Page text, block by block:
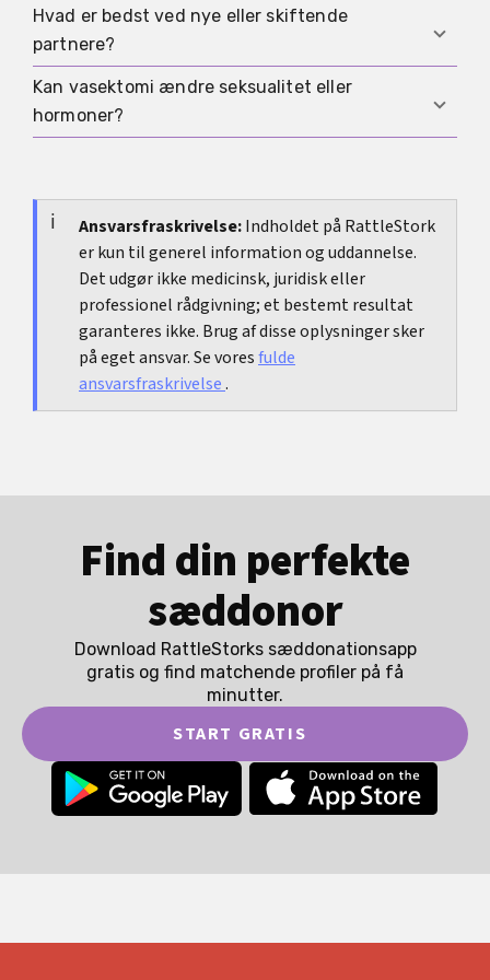
fertilitetsveje som sædudtagning efterfulgt af
behandling. Derfor bør beslutningen træffes
med omtanke.
Så er kondomet som regel den mest fleksible
løsning. Du bør kun vælge vasektomi, hvis du
virkelig er tryg ved den permanente retning.
Hvad er bedst ved nye eller skiftende
partnere?
I de situationer er kondomet ofte den bedste
base, fordi det også hjælper mod mange
Kan vasektomi ændre seksualitet eller
hormoner?
hormonproduktionen. Det er ikke en
hormonbehandling og ændrer ikke mandlig
hormonregulering direkte.
Ansvarsfraskrivelse:Indholdet på RattleStork
er kun til generel information og uddannelse.
Det udgør ikke medicinsk, juridisk eller
professionel rådgivning; et bestemt resultat
garanteres ikke. Brug af disse oplysninger sker
på eget ansvar. Se voresfulde
ansvarsfraskrivelse.
Find din perfekte
sæddonor
Download RattleStorks sæddonationsapp
gratis og find matchende profiler på få
minutter.
START GRATIS